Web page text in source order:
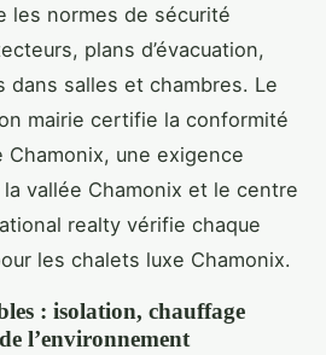
les normes de sécurité
plans d’évacuation,
salles et chambres. Le
mairie certifie la conformité
Chamonix, une exigence
vallée Chamonix et le centre
realty vérifie chaque
les chalets luxe Chamonix.
: isolation, chauffage
l’environnement